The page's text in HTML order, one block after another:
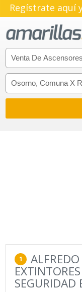
Regístrate aquí
1
SEGURIDAD